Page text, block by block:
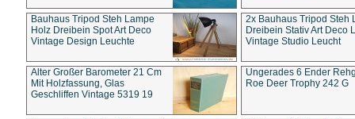
Bauhaus Tripod Steh Lampe
Holz Dreibein Spot Art Deco
Vintage Design Leuchte
2x Bauhaus Tripod Steh
Dreibein Stativ Art Deco
Vintage Studio Leucht
Alter Großer Barometer 21 Cm
Mit Holzfassung, Glas
Geschliffen Vintage 5319 19
Ungerades 6 Ender
Roe Deer Trophy 242 G